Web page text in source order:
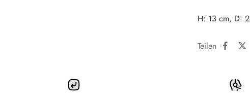
H: 13 cm, D:
Teilen